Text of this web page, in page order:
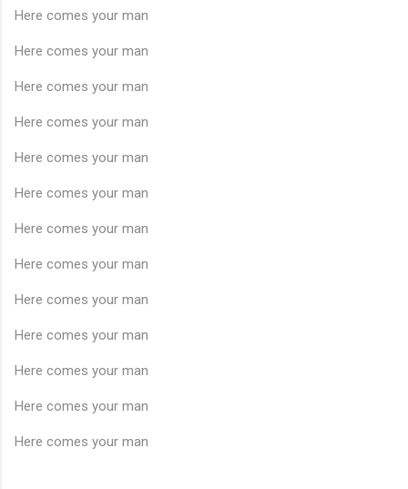
Here comes your man
Here comes your man
Here comes your man
Here comes your man
Here comes your man
Here comes your man
Here comes your man
Here comes your man
Here comes your man
Here comes your man
Here comes your man
Here comes your man
Here comes your man